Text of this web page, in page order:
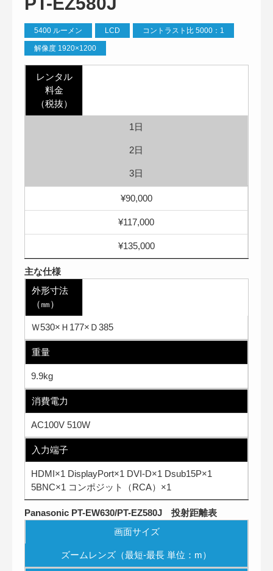
5400 ルーメン LCD コントラスト比 5000：1
解像度 1920×1200
レンタル
料金
（税抜）
1日
2日
3日
¥90,000
¥117,000
¥135,000
主な仕様
外形寸法
（㎜）
Ｗ530×Ｈ177×Ｄ385
重量
9.9kg
消費電力
AC100V 510W
入力端子
HDMI×1 DisplayPort×1 DVI-D×1 Dsub15P×1
5BNC×1 コンポジット（RCA）×1
Panasonic PT-EW630/PT-EZ580J 投射距離表
画面サイズ
ズームレンズ（最短-最長 単位：m）